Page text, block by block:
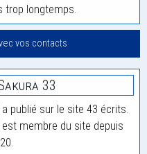
trop longtemps.
vos contacts
33
a publié sur le site 43 écrits.
est membre du site depuis